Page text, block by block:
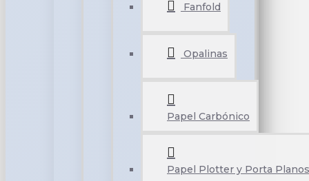
Fanfold
Opalinas
Papel Carbónico
Papel Plotter y Porta Planos